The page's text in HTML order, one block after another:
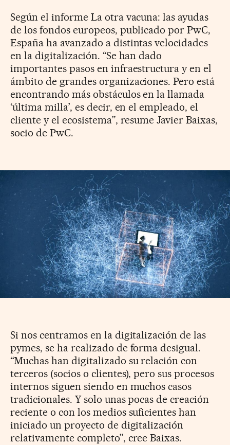
Según el informe La otra vacuna: las ayudas
de los fondos europeos, publicado por PwC,
España ha avanzado a distintas velocidades
en la digitalización. “Se han dado
importantes pasos en infraestructura y en el
ámbito de grandes organizaciones. Pero está
encontrando más obstáculos en la llamada
‘última milla’, es decir, en el empleado, el
cliente y el ecosistema”, resume Javier Baixas,
socio de PwC.
Si nos centramos en la digitalización de las
pymes, se ha realizado de forma desigual.
“Muchas han digitalizado su relación con
terceros (socios o clientes), pero sus procesos
internos siguen siendo en muchos casos
tradicionales. Y solo unas pocas de creación
reciente o con los medios suficientes han
iniciado un proyecto de digitalización
relativamente completo”, cree Baixas.